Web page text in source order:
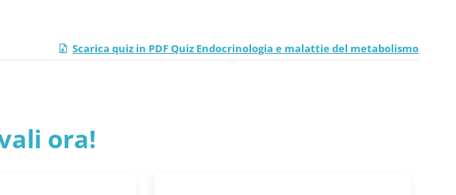
Scarica quiz in PDF Quiz Endocrinologia e malattie del metabolismo
ora!